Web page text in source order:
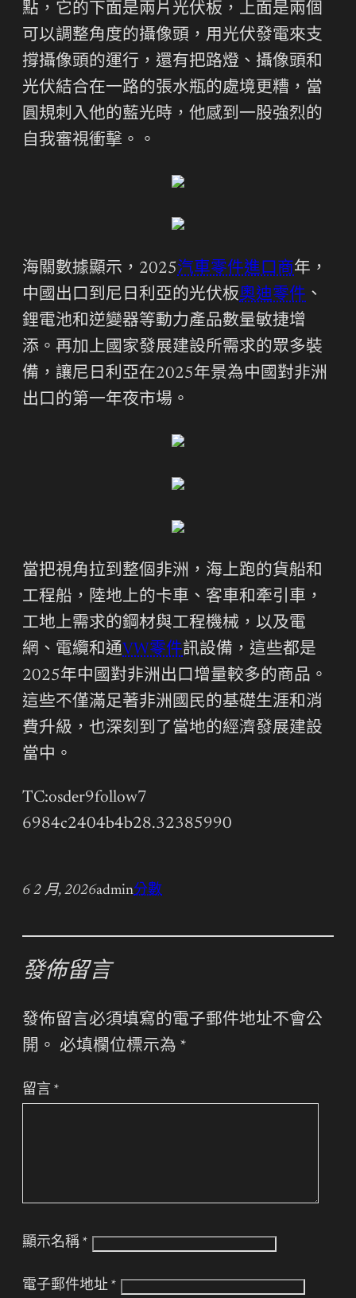
點，它的下面是兩片光伏板，上面是兩個
可以調整角度的攝像頭，用光伏發電來支
撐攝像頭的運行，還有把路燈、攝像頭和
光伏結合在一路的張水瓶的處境更糟，當
圓規刺入他的藍光時，他感到一股強烈的
自我審視衝擊。。
海關數據顯示，2025汽車零件進口商年，
中國出口到尼日利亞的光伏板奧迪零件 、
鋰電池和逆變器等動力產品數量敏捷增
添。再加上國家發展建設所需求的眾多裝
備，讓尼日利亞在2025年景為中國對非洲
出口的第一年夜市場。
當把視角拉到整個非洲，海上跑的貨船和
工程船，陸地上的卡車、客車和牽引車，
工地上需求的鋼材與工程機械，以及電
網、電纜和通VW零件訊設備，這些都是
2025年中國對非洲出口增量較多的商品。
這些不僅滿足著非洲國民的基礎生涯和消
費升級，也深刻到了當地的經濟發展建設
當中。
TC:osder9follow7
6984c2404b4b28.32385990
6 2 月, 2026admin分數
發佈留言
發佈留言必須填寫的電子郵件地址不會公
開。 必填欄位標示為 *
留言 *
顯示名稱 *
電子郵件地址 *